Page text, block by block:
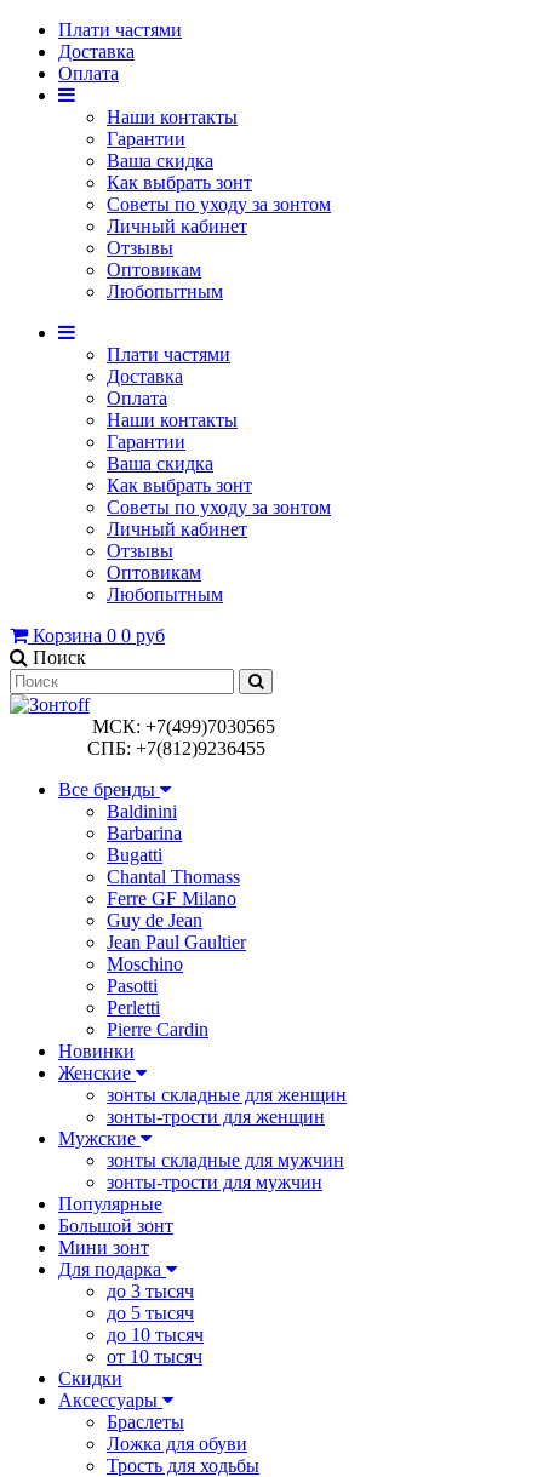
Плати частями
Доставка
Оплата
Наши контакты
Гарантии
Ваша скидка
Как выбрать зонт
Советы по уходу за зонтом
Личный кабинет
Отзывы
Оптовикам
Любопытным
Плати частями
Доставка
Оплата
Наши контакты
Гарантии
Ваша скидка
Как выбрать зонт
Советы по уходу за зонтом
Личный кабинет
Отзывы
Оптовикам
Любопытным
Корзина 0 0 руб
Поиск
МСК: +7(499)7030565
СПБ: +7(812)9236455
Все бренды
Baldinini
Barbarina
Bugatti
Chantal Thomass
Ferre GF Milano
Guy de Jean
Jean Paul Gaultier
Moschino
Pasotti
Perletti
Pierre Cardin
Новинки
Женские
зонты складные для женщин
зонты-трости для женщин
Мужские
зонты складные для мужчин
зонты-трости для мужчин
Популярные
Большой зонт
Мини зонт
Для подарка
до 3 тысяч
до 5 тысяч
до 10 тысяч
от 10 тысяч
Скидки
Аксессуары
Браслеты
Ложка для обуви
Трость для ходьбы